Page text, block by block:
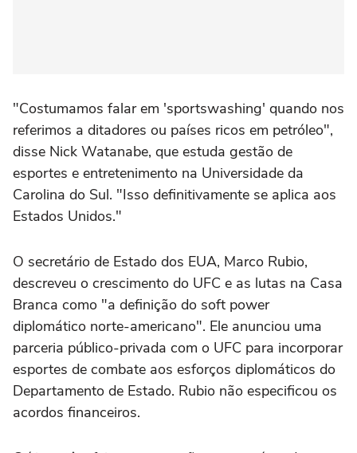
"Costumamos falar em 'sportswashing' quando nos
referimos ‌a ditadores ou países ricos em petróleo",
disse Nick Watanabe, que estuda gestão de
esportes e entretenimento na Universidade da
Carolina do Sul. "Isso definitivamente se aplica aos
Estados Unidos."
O secretário de Estado dos EUA, ⁠Marco Rubio,
descreveu o crescimento do UFC e as lutas na Casa
Branca como "a definição do soft power
diplomático norte-americano". Ele anunciou uma
parceria público-privada com o UFC para incorporar
esportes de combate aos esforços diplomáticos do
Departamento de Estado. Rubio não especificou os
acordos financeiros.